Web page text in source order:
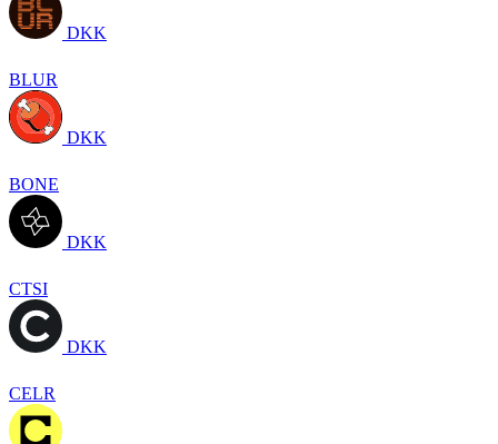
DKK
BLUR
DKK
BONE
DKK
CTSI
DKK
CELR